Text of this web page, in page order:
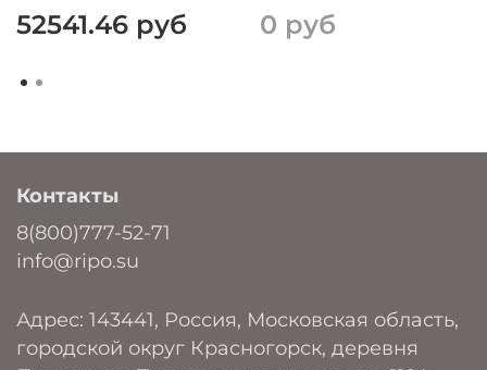
52541.46 руб 0 руб
Контакты
8(800)777-52-71
info@ripo.su
Адрес: 143441, Россия, Московская область,
городской округ Красногорск, деревня